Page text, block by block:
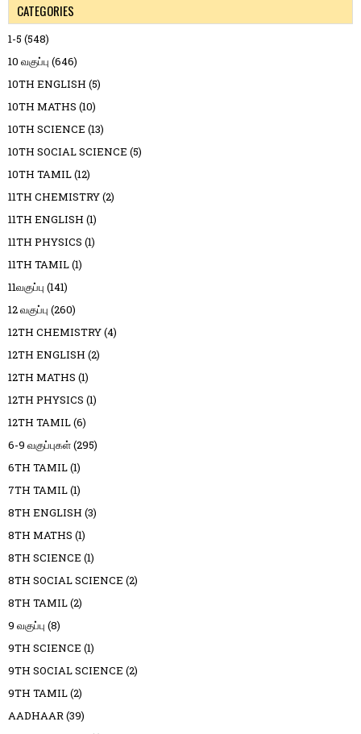
CATEGORIES
1-5 (548)
10 வகுப்பு (646)
10TH ENGLISH (5)
10TH MATHS (10)
10TH SCIENCE (13)
10TH SOCIAL SCIENCE (5)
10TH TAMIL(12)
11TH CHEMISTRY(2)
11TH ENGLISH (1)
11TH PHYSICS (1)
11TH TAMIL(1)
11வகுப்பு (141)
12 வகுப்பு (260)
12TH CHEMISTRY(4)
12TH ENGLISH (2)
12TH MATHS (1)
12TH PHYSICS (1)
12TH TAMIL(6)
6-9 வகுப்புகள்(295)
6TH TAMIL(1)
7TH TAMIL(1)
8TH ENGLISH (3)
8TH MATHS (1)
8TH SCIENCE (1)
8TH SOCIAL SCIENCE (2)
8TH TAMIL(2)
9 வகுப்பு (8)
9TH SCIENCE (1)
9TH SOCIAL SCIENCE (2)
9TH TAMIL(2)
AADHAAR(39)